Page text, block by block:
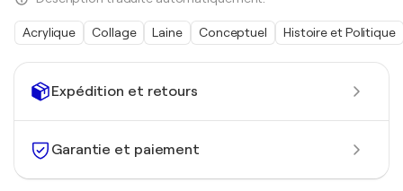
Expédition et retours
Garantie et paiement
Acrylique Collage Laine Conceptuel Histoire et Politique